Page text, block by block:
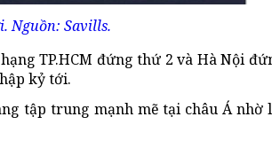
Nguồn: Savills.
TP.HCM đứng thứ 2 và Hà Nội
kỷ tới.
tập trung mạnh mẽ tại châu Á nhờ